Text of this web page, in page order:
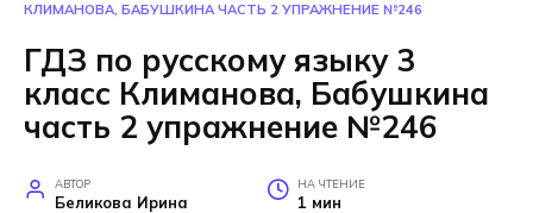
КЛИМАНОВА, БАБУШКИНА ЧАСТЬ 2 УПРАЖНЕНИЕ №246
ГДЗ по русскому языку 3
класс Климанова, Бабушкина
часть 2 упражнение №246
АВТОР
Беликова Ирина
НА ЧТЕНИЕ
1 мин